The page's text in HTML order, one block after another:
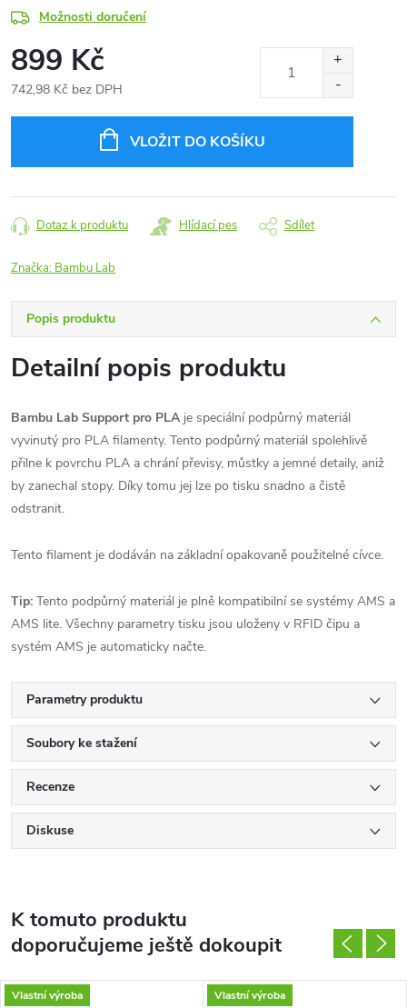
Možnosti doručení
899 Kč
742,98 Kč bez DPH
VLOŽIT DO KOŠÍKU
Dotaz k produktu Hlídací pes Sdílet
Značka: Bambu Lab
Popis produktu
Detailní popis produktu
Bambu Lab Support pro PLA je speciální podpůrný materiál
vyvinutý pro PLA filamenty. Tento podpůrný materiál spolehlivě
přilne k povrchu PLA a chrání převisy, můstky a jemné detaily, aniž
by zanechal stopy. Díky tomu jej lze po tisku snadno a čistě
odstranit.
Tento filament je dodáván na základní opakovaně použitelné cívce.
Tip: Tento podpůrný materiál je plně kompatibilní se systémy AMS a
AMS lite. Všechny parametry tisku jsou uloženy v RFID čipu a
systém AMS je automaticky načte.
Parametry produktu
Soubory ke stažení
Recenze
Diskuse
K tomuto produktu
doporučujeme ještě dokoupit
Vlastní výroba Vlastní výroba